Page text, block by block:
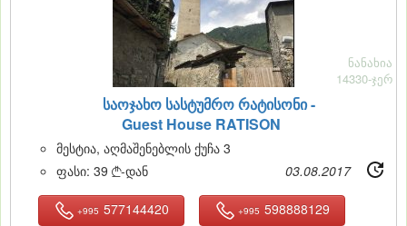
საოჯახო სასტუმრო რატისონი -
Guest House RATISON
ნანახია
14330-ჯერ
მესტია, აღმაშენებლის ქუჩა 3
ფასი: 39 -დან 03.08.2017
+995 577144420 +995 598888129